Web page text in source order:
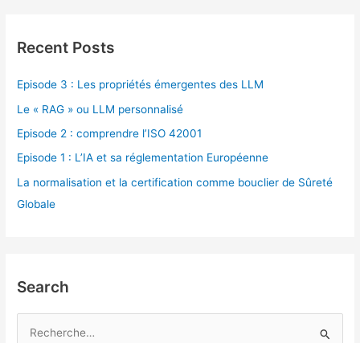
Recent Posts
Episode 3 : Les propriétés émergentes des LLM
Le « RAG » ou LLM personnalisé
Episode 2 : comprendre l’ISO 42001
Episode 1 : L’IA et sa réglementation Européenne
La normalisation et la certification comme bouclier de Sûreté
Globale
Search